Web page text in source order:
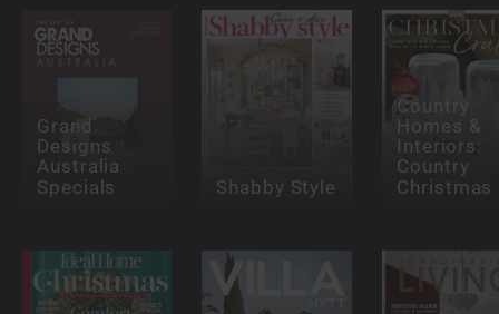
Grand
Designs
Australia
Specials
Shabby Style
Country
Homes &
Interiors:
Country
Christmas